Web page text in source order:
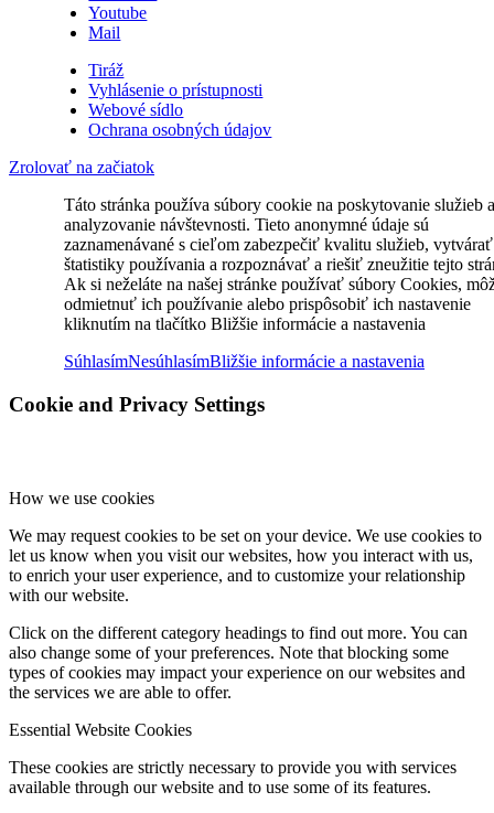
Youtube
Mail
Tiráž
Vyhlásenie o prístupnosti
Webové sídlo
Ochrana osobných údajov
Zrolovať na začiatok
Táto stránka používa súbory cookie na poskytovanie služieb a
analyzovanie návštevnosti. Tieto anonymné údaje sú
zaznamenávané s cieľom zabezpečiť kvalitu služieb, vytvárať
štatistiky používania a rozpoznávať a riešiť zneužitie tejto
Ak si neželáte na našej stránke používať súbory Cookies,
odmietnuť ich používanie alebo prispôsobiť ich nastavenie
kliknutím na tlačítko Bližšie informácie a nastavenia
SúhlasímNesúhlasímBližšie informácie a nastavenia
Cookie and Privacy Settings
How we use cookies
We may request cookies to be set on your device. We use cookies to
let us know when you visit our websites, how you interact with us,
to enrich your user experience, and to customize your relationship
with our website.
Click on the different category headings to find out more. You can
also change some of your preferences. Note that blocking some
types of cookies may impact your experience on our websites and
the services we are able to offer.
Essential Website Cookies
These cookies are strictly necessary to provide you with services
available through our website and to use some of its features.